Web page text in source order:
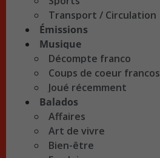
Transport / Circulation
Émissions
Musique
Décompte franco
Coups de coeur francos
Joué récemment
Balados
Affaires
Art de vivre
Bien-être